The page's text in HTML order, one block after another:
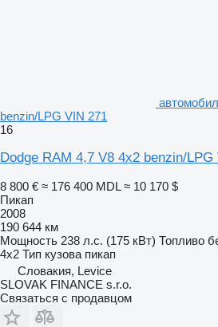
benzin/LPG VIN 271
16
Dodge RAM 4,7 V8 4x2 benzin/LPG
8 800 € ≈ 176 400 MDL ≈ 10 170 $
Пикап
2008
190 644 км
Мощность 238 л.с. (175 кВт) Топливо
4x2 Тип кузова пикап
Словакия, Levice
SLOVAK FINANCE s.r.o.
Связаться с продавцом